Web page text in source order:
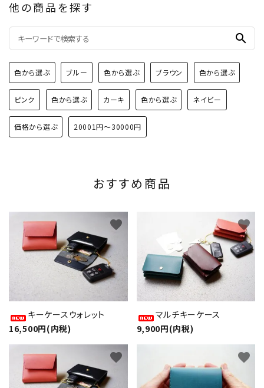
他の商品を探す
search
色から選ぶ ブルー 色から選ぶ ブラウン 色から選ぶ
ピンク 色から選ぶ カーキ 色から選ぶ ネイビー
価格から選ぶ 20001円～30000円
おすすめ商品
キーケースウォレット
16,500円(内税)
favorite
マルチキーケース
9,900円(内税)
favorite
favorite favorite